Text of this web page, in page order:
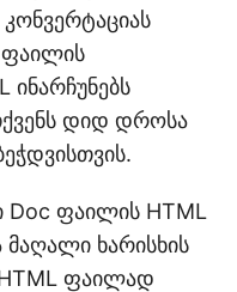
ფაილის
ინარჩუნებს
დიდ დროსა
Doc ფაილის HTML
ხარისხის
HTML ფაილად